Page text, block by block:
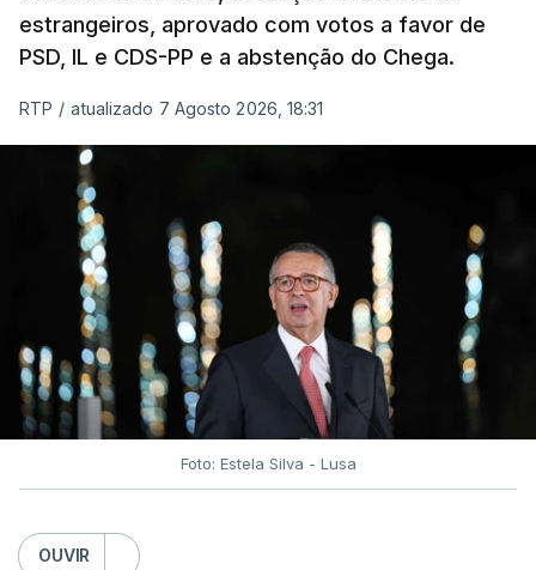
estrangeiros, aprovado com votos a favor de
PSD, IL e CDS-PP e a abstenção do Chega.
RTP / atualizado 7 Agosto 2026, 18:31
Foto: Estela Silva - Lusa
OUVIR